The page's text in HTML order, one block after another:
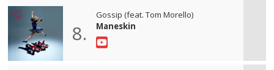
8.
Gossip (feat. Tom Morello)
Maneskin